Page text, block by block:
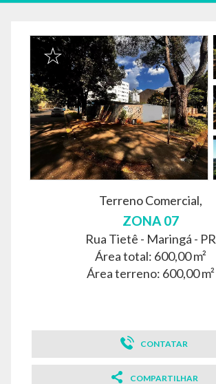
Terreno Comercial,
ZONA 07
Rua Tietê - Maringá - PR
Área total: 600,00 m²
Área terreno: 600,00 m²
CONTATAR
COMPARTILHAR